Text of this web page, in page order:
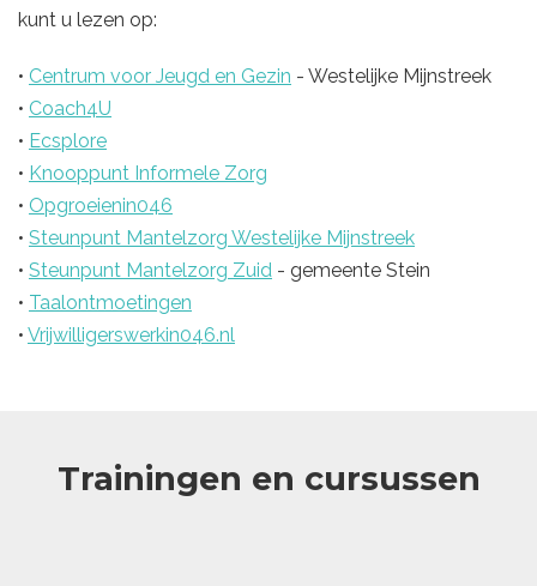
kunt u lezen op:
• Centrum voor Jeugd en Gezin - Westelijke Mijnstreek
• Coach4U
• Ecsplore
• Knooppunt Informele Zorg
• Opgroeienin046
• Steunpunt Mantelzorg Westelijke Mijnstreek
• Steunpunt Mantelzorg Zuid - gemeente Stein
• Taalontmoetingen
• Vrijwilligerswerkin046.nl
Trainingen en cursussen